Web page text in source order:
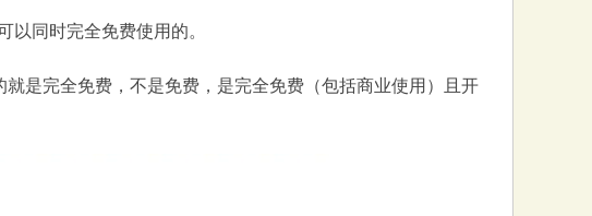
同时完全免费使用的。
是完全免费，不是免费，是完全免费（包括商业使用）且开